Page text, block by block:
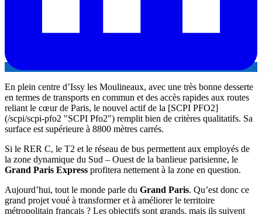
En plein centre d’Issy les Moulineaux, avec une très bonne desserte
en termes de transports en commun et des accès rapides aux routes
reliant le cœur de Paris, le nouvel actif de la [SCPI PFO2]
(/scpi/scpi-pfo2 "SCPI Pfo2") remplit bien de critères qualitatifs. Sa
surface est supérieure à 8800 mètres carrés.
Si le RER C, le T2 et le réseau de bus permettent aux employés de
la zone dynamique du Sud – Ouest de la banlieue parisienne, le
Grand Paris Express profitera nettement à la zone en question.
Aujourd’hui, tout le monde parle du Grand Paris. Qu’est donc ce
grand projet voué à transformer et à améliorer le territoire
métropolitain français ? Les objectifs sont grands, mais ils suivent